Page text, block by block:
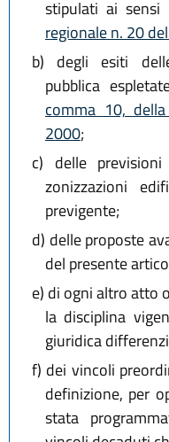
stipulati ai sensi
regionale n. 20
b) degli esiti
pubblica
comma 10,
2000;
c) delle
zonizzazioni
previgente;
d) delle proposte
del presente
e) di ogni altro atto
la disciplina
giuridica
f) dei vincoli
definizione, per
stata